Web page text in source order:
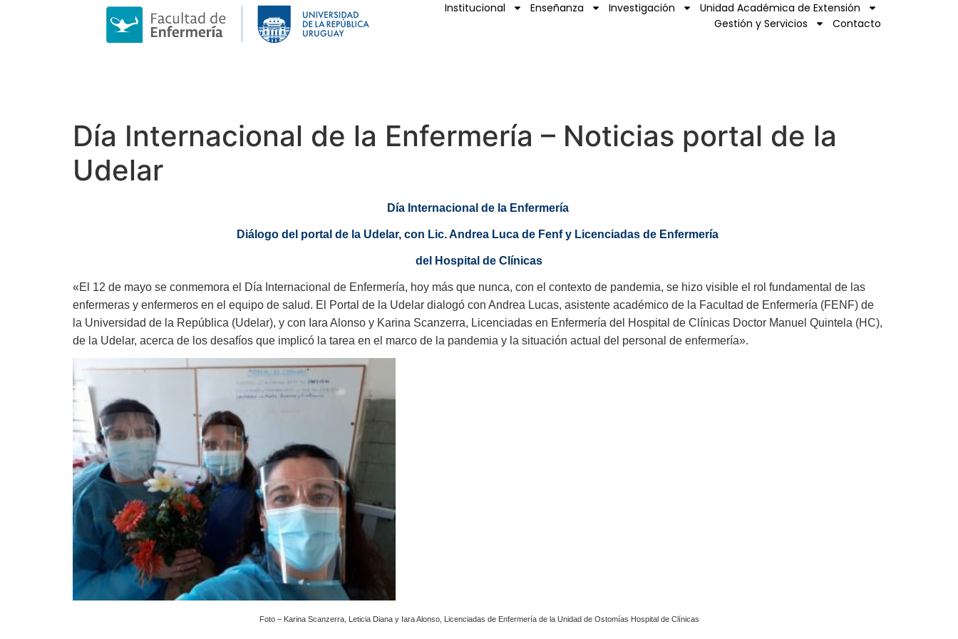
Institucional Enseñanza Investigación
Unidad Académica de Extensión
Gestión y Servicios
Contacto
Día Internacional de la Enfermería – Noticias portal de la
Udelar
Día Internacional de la Enfermería
Diálogo del portal de la Udelar, con Lic. Andrea Luca de Fenf y Licenciadas de Enfermería
del Hospital de Clínicas
«El 12 de mayo se conmemora el Día Internacional de Enfermería, hoy más que nunca, con el contexto de pandemia, se hizo visible el rol fundamental de las
enfermeras y enfermeros en el equipo de salud. El Portal de la Udelar dialogó con Andrea Lucas, asistente académico de la Facultad de Enfermería (FENF) de
la Universidad de la República (Udelar), y con Iara Alonso y Karina Scanzerra, Licenciadas en Enfermería del Hospital de Clínicas Doctor Manuel Quintela (HC),
de la Udelar, acerca de los desafíos que implicó la tarea en el marco de la pandemia y la situación actual del personal de enfermería».
Foto – Karina Scanzerra, Leticia Diana y Iara Alonso, Licenciadas de Enfermería de la Unidad de Ostomías Hospital de Clínicas